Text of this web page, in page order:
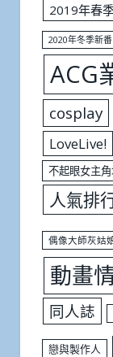
2019年春
2020年冬季新番
ACG
cosplay
LoveLive!
不起眼女主
人氣排
偶像大師灰姑
動畫
同人誌
戀與製作人